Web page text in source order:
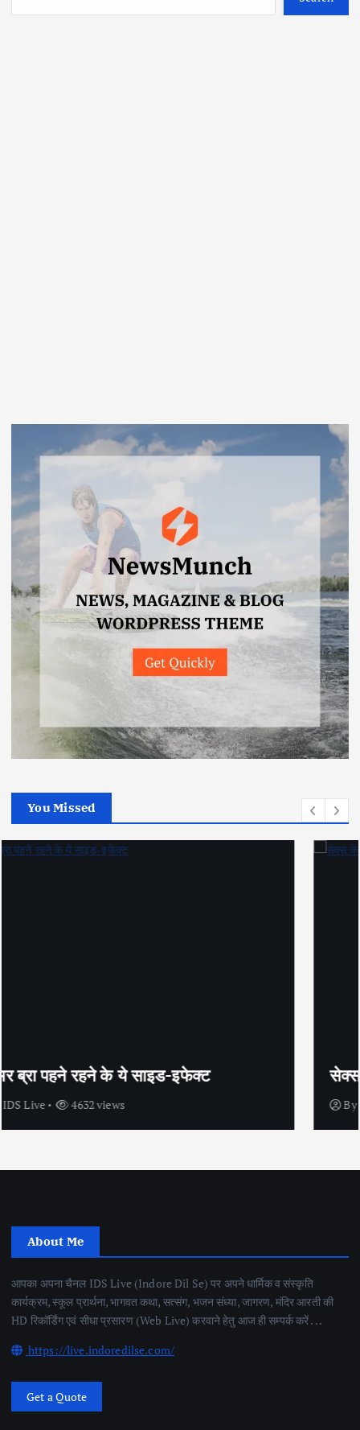
You Missed
सेक्स के अलावा भी कंडोम का उपयोग है?
ByIDS Live 4445 views
About Me
आपका अपना चैनल IDS Live (Indore Dil Se) पर अपने धार्मिक व संस्कृति
कार्यक्रम, स्कूल प्रार्थना, भागवत कथा, सत्संग, भजन संध्या, जागरण, मंदिर आरती की
HD रिकॉर्डिंग एवं सीधा प्रसारण (Web Live) करवाने हेतु आज ही सम्पर्क करें . . .
https://live.indoredilse.com/
Get a Quote